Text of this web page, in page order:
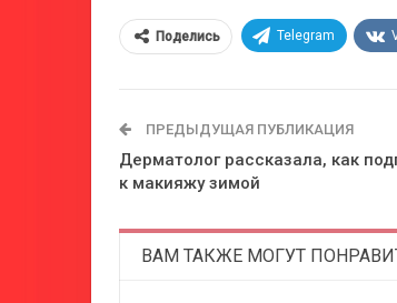
Поделись Telegram
ПРЕДЫДУЩАЯ ПУБЛИКАЦИЯ
Дерматолог рассказала, как
к макияжу зимой
ВАМ ТАКЖЕ МОГУТ